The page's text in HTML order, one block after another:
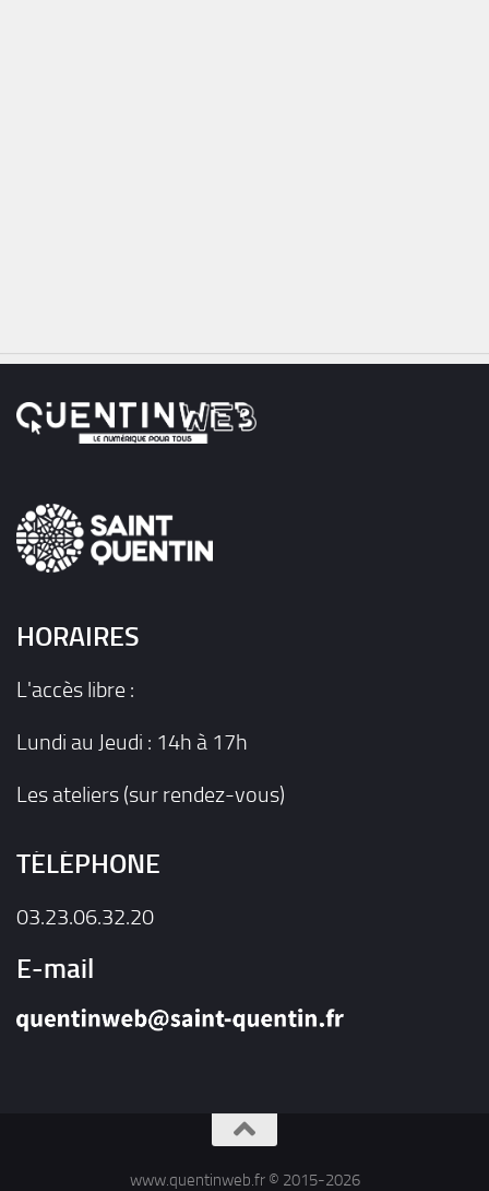
HORAIRES
L'accès libre :
Lundi au Jeudi : 14h à 17h
Les ateliers (sur rendez-vous)
TÉLÉPHONE
03.23.06.32.20
E-mail
www.quentinweb.fr © 2015-2026